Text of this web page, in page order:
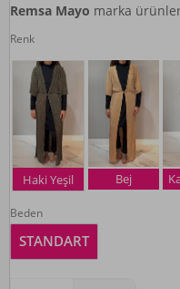
Remsa Mayo marka
Renk
Haki Yeşil Bej
Beden
STANDART